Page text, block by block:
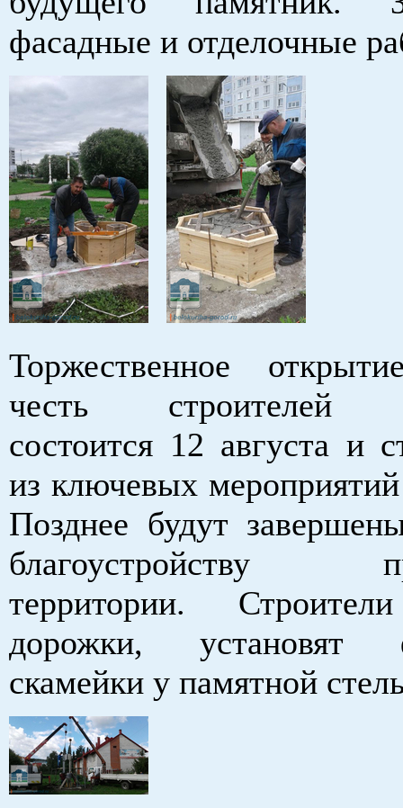
фасадные и отделочные
Торжественное
честь строителей
состоится 12 августа и
из ключевых
Позднее будут
благоустройству
территории.
дорожки,
скамейки у памятной